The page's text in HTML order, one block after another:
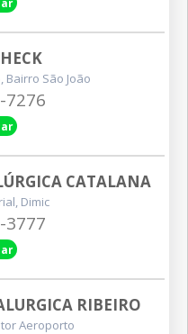
Bairro São João
7276
CATALANA
Dimic
3777
RIBEIRO
Aeroporto